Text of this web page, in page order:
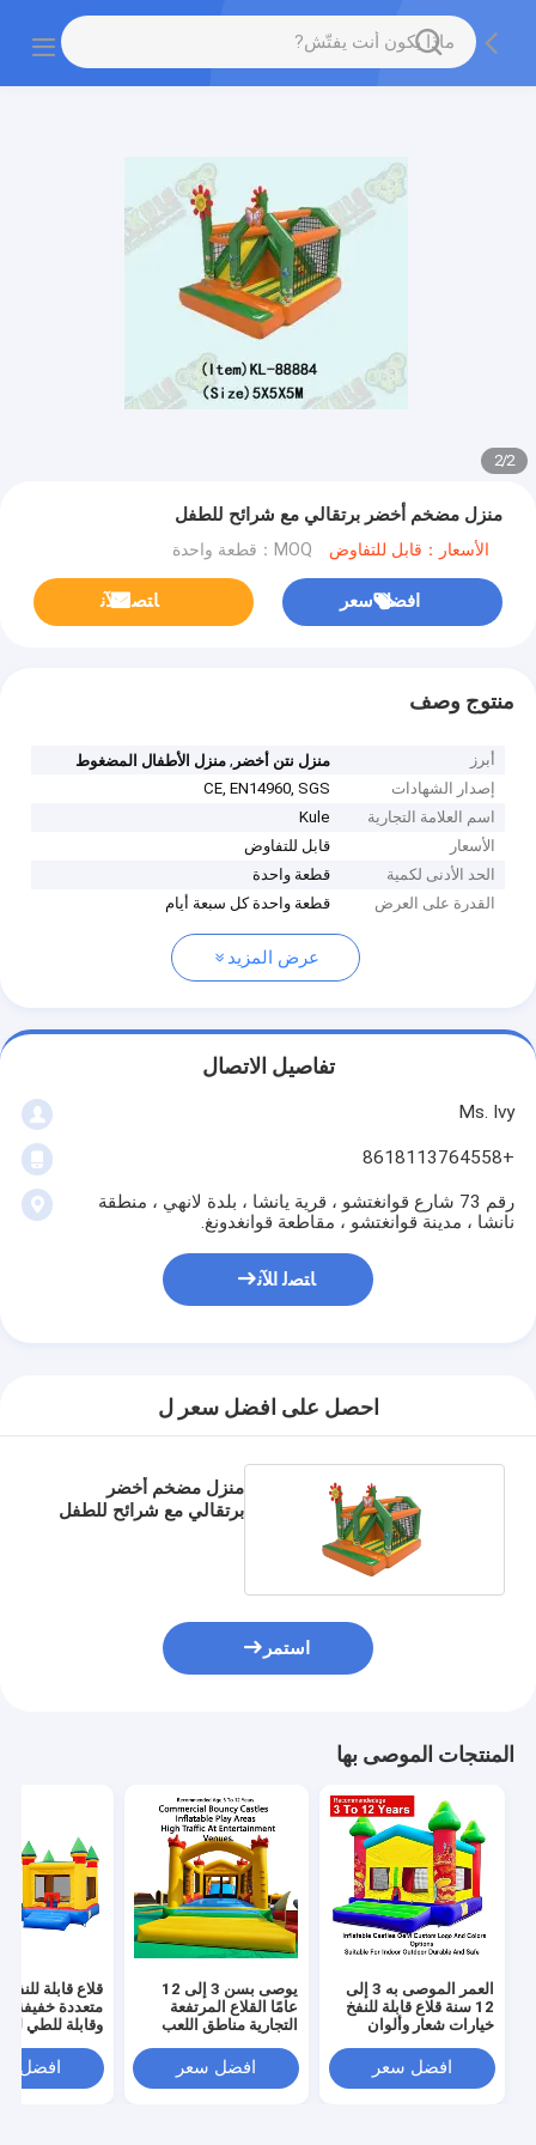
2
/
2
منزل مضخم أخضر برتقالي مع شرائح للطفل
الأسعار：قابل للتفاوض MOQ：قطعة واحدة
افضل سعر ﺎﺘﺼﻟ ﺍﻶﻧ
منتوج وصف
أبرز منزل نتن أخضر ,منزل الأطفال المضغوط
إصدار الشهادات
CE, EN14960, SGS
اسم العلامة التجارية
Kule
الأسعار
قابل للتفاوض
الحد الأدنى لكمية
قطعة واحدة
القدرة على العرض
قطعة واحدة كل سبعة أيام
عرض المزيد
تفاصيل الاتصال
Ms. Ivy
+8618113764558
رقم 73 شارع قوانغتشو ، قرية يانشا ، بلدة لانهي ، منطقة
نانشا ، مدينة قوانغتشو ، مقاطعة قوانغدونغ.
ﺎﺘﺼﻟ ﺍﻶﻧ
احصل على افضل سعر ل
منزل مضخم أخضر
برتقالي مع شرائح للطفل
استمر
المنتجات الموصى بها
العمر الموصى به 3 إلى
12 سنة قلاع قابلة للنفخ
خيارات شعار وألوان
المصنعة الأصلية مناسبة
للاستخدام الداخلي
افضل سعر
يوصى بسن 3 إلى 12
عامًا القلاع المرتفعة
التجارية مناطق اللعب
لحركة المرور الكبيرة في
أماكن الترفيه
افضل سعر
قلاع قابلة للنفخ
متعددة خفيفة
وقابلة للطي
للمناسبات
افضل